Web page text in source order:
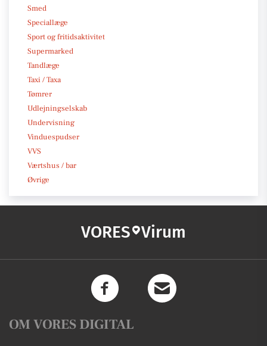
Smed
Speciallæge
Sport og fritidsaktivitet
Supermarked
Tandlæge
Taxi / Taxa
Tømrer
Udlejningselskab
Undervisning
Vinduespudser
VVS
Værtshus / bar
Øvrige
VORES Virum
OM VORES DIGITAL